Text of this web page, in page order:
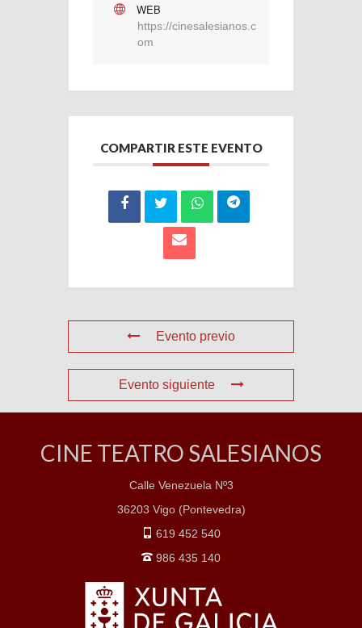
WEB
https://cinesalesianos.c
om
COMPARTIR ESTE EVENTO
Evento previo
Evento siguiente
CINE TEATRO SALESIANOS
Calle Venezuela Nº3
36203 Vigo (Pontevedra)
619 452 540
986 435 140